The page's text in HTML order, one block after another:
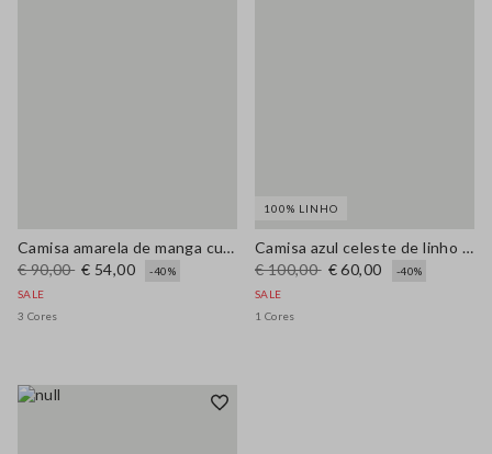
Camisa amarela de manga curta em mistura de lyocell regular fit
€ 90,00 € 54,00
-40%
SALE
3 Cores
100% LINHO
Camisa azul celeste de linho puro regular fit
€ 100,00 € 60,00
-40%
SALE
1 Cores